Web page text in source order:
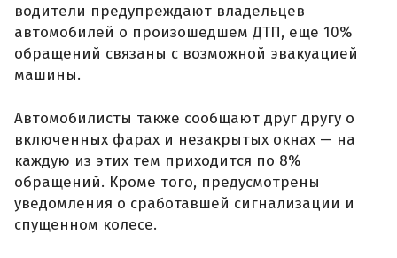
водители предупреждают владельцев
автомобилей о произошедшем ДТП, еще 10%
обращений связаны с возможной эвакуацией
машины.
Автомобилисты также сообщают друг другу о
включенных фарах и незакрытых окнах — на
каждую из этих тем приходится по 8%
обращений. Кроме того, предусмотрены
уведомления о сработавшей сигнализации и
спущенном колесе.